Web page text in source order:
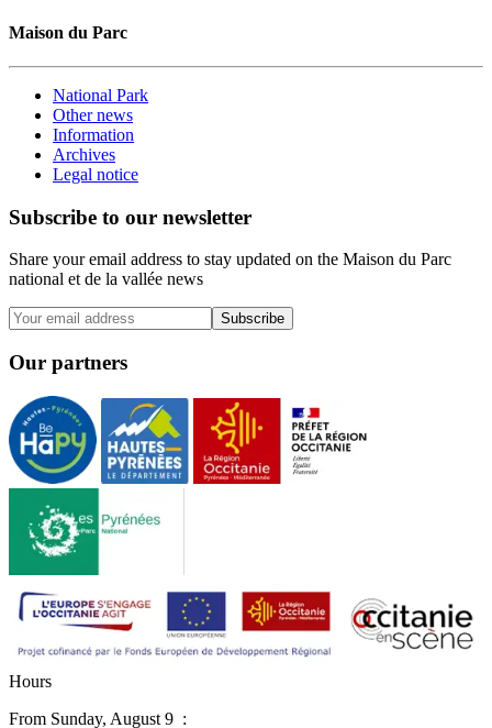
Maison du Parc
National Park
Other news
Information
Archives
Legal notice
Subscribe to our newsletter
Share your email address to stay updated on the Maison du Parc
national et de la vallée news
Subscribe
Our partners
Hours
From Sunday, August 9 :